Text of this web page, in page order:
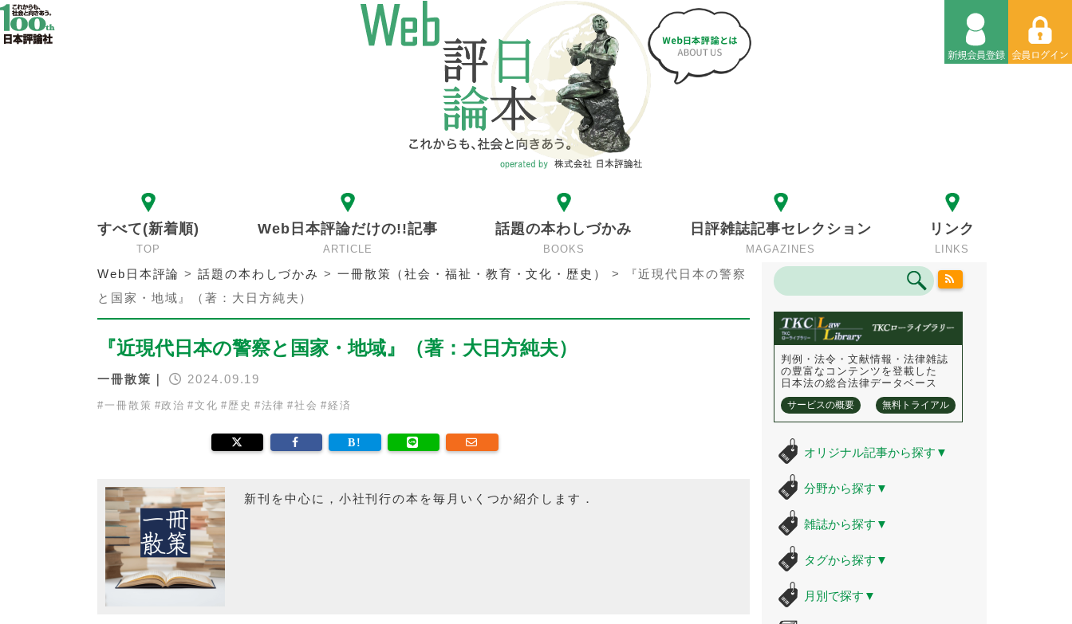
すべて(新着順)
TOP
Web日本評論だけの!!記事
ARTICLE
話題の本わしづかみ
BOOKS
日評雑誌記事セレクション
MAGAZINES
リンク
LINKS
Web日本評論 >話題の本わしづかみ > 一冊散策（社会・福祉・教育・文化・歴史） >
『近現代日本の警察
と国家・地域』（著：大日方純夫）
『近現代日本の警察と国家・地域』（著：大日方純夫）
一冊散策｜ 2024.09.19
# 一冊散策 #政治 #文化 # 歴史 #法律 #社会 #経済
新刊を中心に，小社刊行の本を毎月いくつか紹介します．
判例・法令・文献情報・法律雑誌
の豊富なコンテンツを登載した
日本法の総合法律データベース
サービスの概要 無料トライアル
オリジナル記事から探す ▼
分野から探す ▼
雑誌から探す ▼
タグから探す ▼
月別で探す ▼